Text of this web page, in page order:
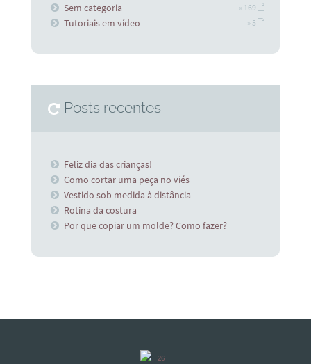
Sem categoria » 169
Tutoriais em vídeo » 5
Posts recentes
Feliz dia das crianças!
Como cortar uma peça no viés
Vestido sob medida à distância
Rotina da costura
Por que copiar um molde? Como fazer?